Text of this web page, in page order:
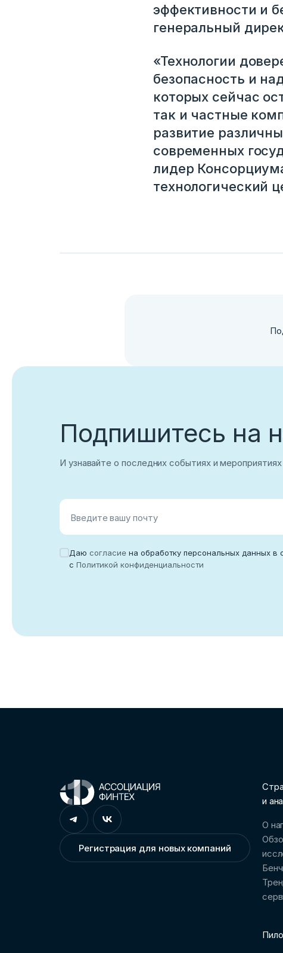
эффективности и
генеральный
«Технологии
безопасность и
которых сейчас
так и частные
развитие
современных
лидер
технологический
Подпишитесь на
И узнавайте о последних событиях и
Введите вашу почту
Даю согласие на обработку персональных данных в
с Политикой конфиденциальности
и
О
Регистрация для новых компаний
Войти
Нет учетной записи?